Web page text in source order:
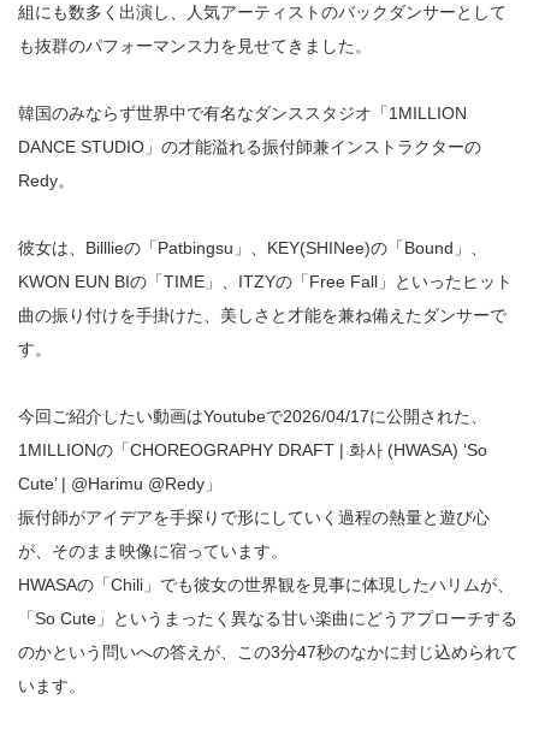
組にも数多く出演し、人気アーティストのバックダンサーとして
も抜群のパフォーマンス力を見せてきました。
韓国のみならず世界中で有名なダンススタジオ「1MILLION
DANCE STUDIO」の才能溢れる振付師兼インストラクターの
Redy。
彼女は、Billlieの「Patbingsu」、KEY(SHINee)の「Bound」、
KWON EUN BIの「TIME」、ITZYの「Free Fall」といったヒット
曲の振り付けを手掛けた、美しさと才能を兼ね備えたダンサーで
す。
今回ご紹介したい動画はYoutubeで2026/04/17に公開された、
1MILLIONの「CHOREOGRAPHY DRAFT | 화사 (HWASA) ‘So
Cute’ | @Harimu @Redy」
振付師がアイデアを手探りで形にしていく過程の熱量と遊び心
が、そのまま映像に宿っています。
HWASAの「Chili」でも彼女の世界観を見事に体現したハリムが、
「So Cute」というまったく異なる甘い楽曲にどうアプローチする
のかという問いへの答えが、この3分47秒のなかに封じ込められて
います。